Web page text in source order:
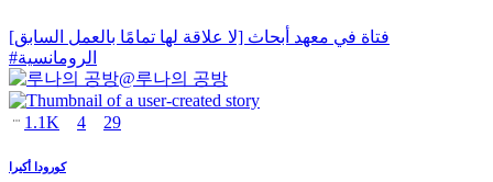
فتاة في معهد أبحاث [لا علاقة لها تمامًا بالعمل السابق]
#الرومانسية
@루나의 공방
1.1K 4 29
كورودا أكيرا